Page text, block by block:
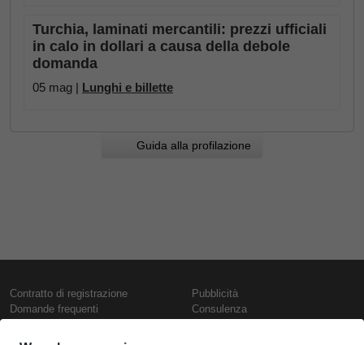
Turchia, laminati mercantili: prezzi ufficiali
in calo in dollari a causa della debole
domanda
05 mag | Lunghi e billette
Guida alla profilazione
Contratto di registrazione
Domande frequenti
Presentazione
Pubblicità
Consulenza